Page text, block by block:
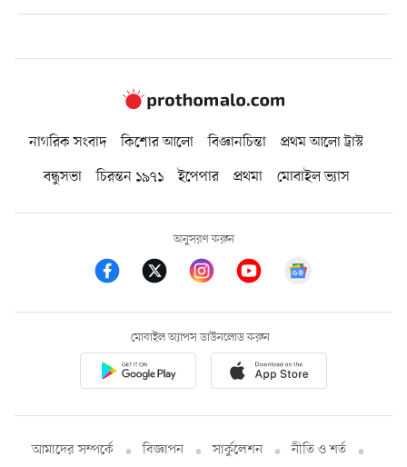
নাগরিক সংবাদ কিশোর আলো বিজ্ঞানচিন্তা
প্রথম আলো ট্রাস্ট
বন্ধুসভা
চিরন্তন ১৯৭১ ইপেপার প্রথমা মোবাইল ভ্যাস
অনুসরণ করুন
মোবাইল অ্যাপস ডাউনলোড করুন
আমাদের সম্পর্কে বিজ্ঞাপন সার্কুলেশন নীতি ও শর্ত